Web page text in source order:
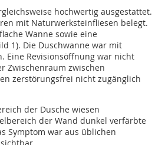
hochwertig ausgestattet.
mit Naturwerksteinfliesen belegt.
Wanne sowie eine
1). Die Duschwanne war mit
Eine Revisionsöffnung war nicht
Zwischenraum zwischen
zerstörungsfrei nicht zugänglich
der Dusche wiesen
der Wand dunkel verfärbte
Symptom war aus üblichen